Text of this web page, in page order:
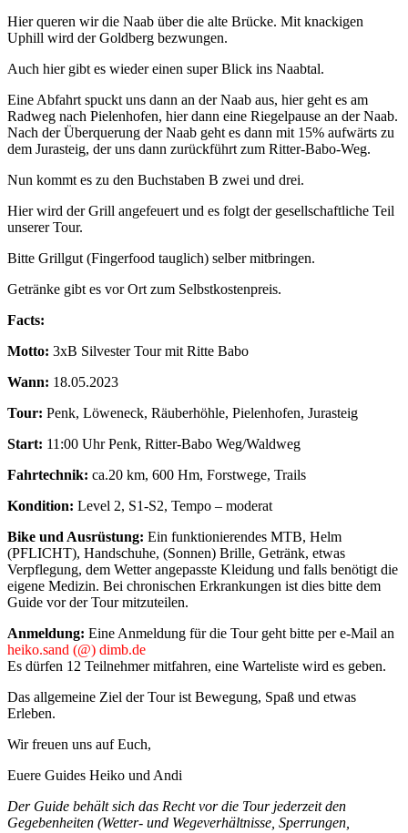
Hier queren wir die Naab über die alte Brücke. Mit knackigen
Uphill wird der Goldberg bezwungen.
Auch hier gibt es wieder einen super Blick ins Naabtal.
Eine Abfahrt spuckt uns dann an der Naab aus, hier geht es am
Radweg nach Pielenhofen, hier dann eine Riegelpause an der Naab.
Nach der Überquerung der Naab geht es dann mit 15% aufwärts zu
dem Jurasteig, der uns dann zurückführt zum Ritter-Babo-Weg.
Nun kommt es zu den Buchstaben B zwei und drei.
Hier wird der Grill angefeuert und es folgt der gesellschaftliche Teil
unserer Tour.
Bitte Grillgut (Fingerfood tauglich) selber mitbringen.
Getränke gibt es vor Ort zum Selbstkostenpreis.
Facts:
Motto: 3xB Silvester Tour mit Ritte Babo
Wann: 18.05.2023
Tour: Penk, Löweneck, Räuberhöhle, Pielenhofen, Jurasteig
Start: 11:00 Uhr Penk, Ritter-Babo Weg/Waldweg
Fahrtechnik: ca.20 km, 600 Hm, Forstwege, Trails
Kondition: Level 2, S1-S2, Tempo – moderat
Bike und Ausrüstung: Ein funktionierendes MTB, Helm
(PFLICHT), Handschuhe, (Sonnen) Brille, Getränk, etwas
Verpflegung, dem Wetter angepasste Kleidung und falls benötigt die
eigene Medizin. Bei chronischen Erkrankungen ist dies bitte dem
Guide vor der Tour mitzuteilen.
Anmeldung: Eine Anmeldung für die Tour geht bitte per e-Mail an
heiko.sand (@) dimb.de
Es dürfen 12 Teilnehmer mitfahren, eine Warteliste wird es geben.
Das allgemeine Ziel der Tour ist Bewegung, Spaß und etwas
Erleben.
Wir freuen uns auf Euch,
Euere Guides Heiko und Andi
Der Guide behält sich das Recht vor die Tour jederzeit den
Gegebenheiten (Wetter- und Wegeverhältnisse, Sperrungen,